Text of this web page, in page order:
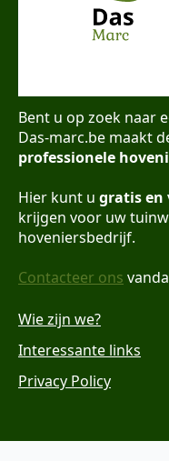
Bent u op zoek naar
Das-marc.be maakt
professionele
Hier kunt u gratis en
krijgen voor uw
hoveniersbedrijf.
Contacteer ons
Wie zijn we?
Interessante links
Privacy Policy